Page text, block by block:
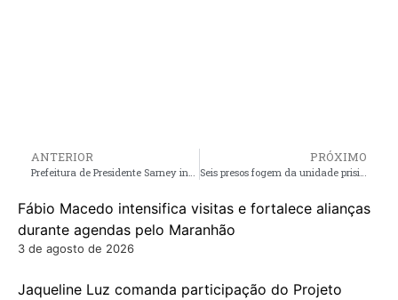
ANTERIOR
Prefeitura de Presidente Sarney intensifica recuperação de estradas na zona rural
PRÓXIMO
Seis presos fogem da unidade prisional de Cururupu-Ma
Fábio Macedo intensifica visitas e fortalece alianças
durante agendas pelo Maranhão
3 de agosto de 2026
Jaqueline Luz comanda participação do Projeto